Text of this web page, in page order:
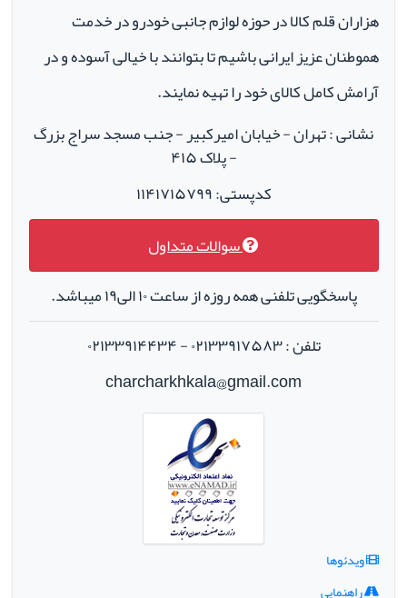
هزاران قلم کالا در حوزه لوازم جانبی خودرو در خدمت
هموطنان عزیز ایرانی باشیم تا بتوانند با خیالی آسوده و در
آرامش کامل کالای خود را تهیه نمایند.
نشانی : تهران - خیابان امیرکبیر - جنب مسجد سراج بزرگ
- پلاک ۴۱۵
کدپستی: ۱۱۴۱۷۱۵۷۹۹
سوالات متداول
پاسخگویی تلفنی همه روزه از ساعت ۱۰ الی۱۹ میباشد.
تلفن : ۰۲۱۳۳۹۱۷۵۸۳ - ۰۲۱۳۳۹۱۴۴۳۴
charcharkhkala@gmail.com
ویدئوها
راهنمایی